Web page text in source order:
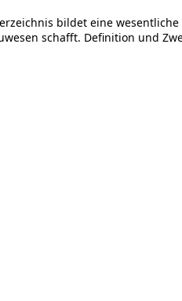
bildet eine
schafft. Definition und